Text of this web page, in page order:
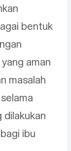
bentuk
aman
masalah
dilakukan
ibu